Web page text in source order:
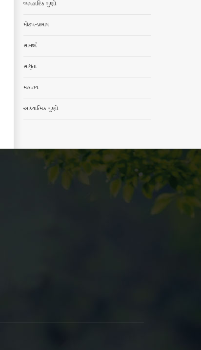
વ્યવહારિક ગુણો
મોટપ-પ્રભાવ
સામર્થ્ય
સાધુતા
મહાત્મ્ય
આધ્યાત્મિક ગુણો